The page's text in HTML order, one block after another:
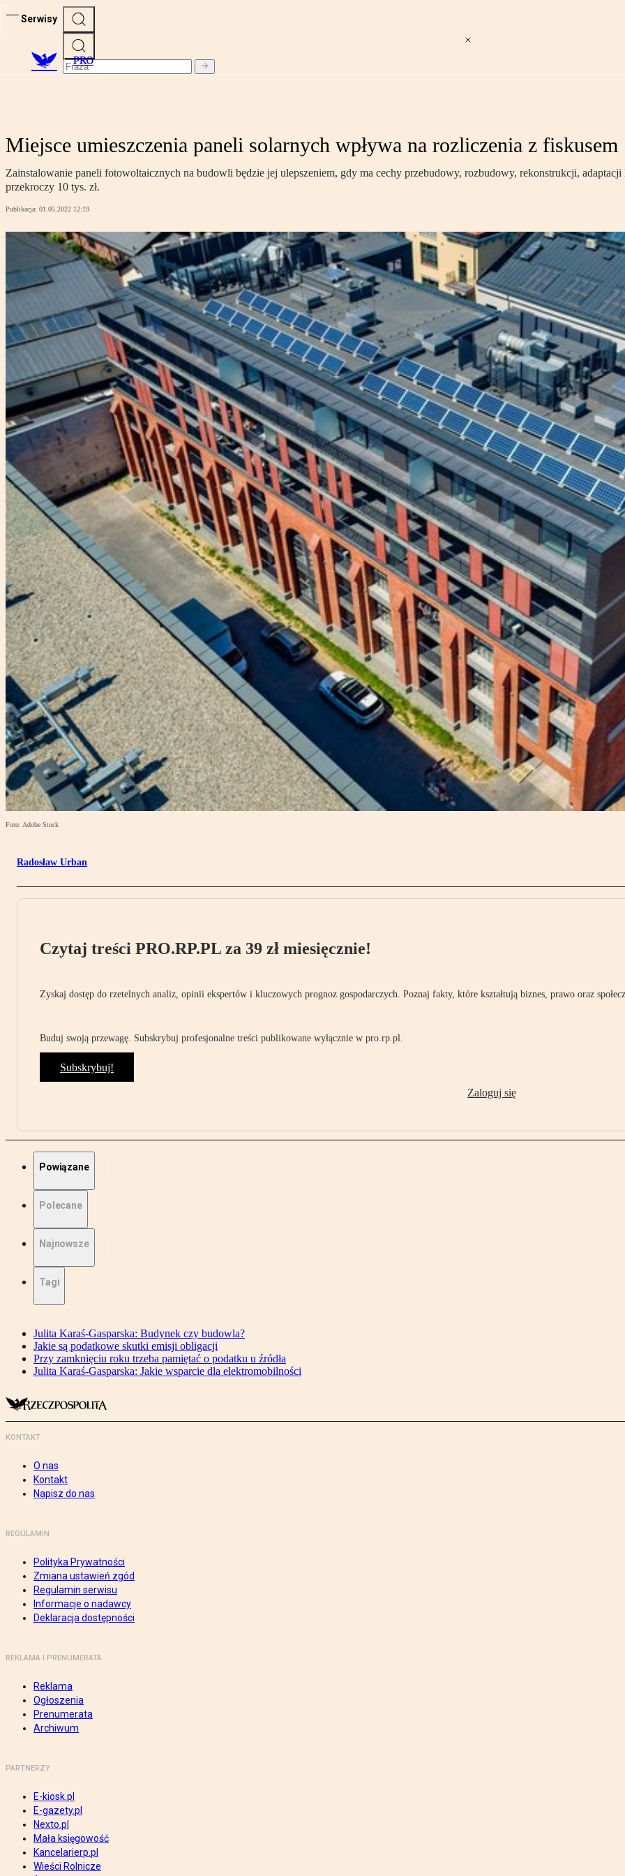
Serwisy
PRO
Miejsce umieszczenia paneli solarnych wpływa na rozliczenia z fiskusem
Zainstalowanie paneli fotowoltaicznych na budowli będzie jej ulepszeniem, gdy ma cechy przebudowy, rozbudowy, rekonstrukcji,
przekroczy 10 tys. zł.
Publikacja: 01.05.2022 12:19
Foto: Adobe Stock
Radosław Urban
Czytaj treści PRO.RP.PL za 39 zł miesięcznie!
Zyskaj dostęp do rzetelnych analiz, opinii ekspertów i kluczowych prognoz gospodarczych. Poznaj fakty, które kształtują biznes, prawo oraz
Buduj swoją przewagę. Subskrybuj profesjonalne treści publikowane wyłącznie w pro.rp.pl.
Subskrybuj!
Zaloguj się
Powiązane
Polecane
Najnowsze
Tagi
Julita Karaś-Gasparska: Budynek czy budowla?
Jakie są podatkowe skutki emisji obligacji
Przy zamknięciu roku trzeba pamiętać o podatku u źródła
Julita Karaś-Gasparska: Jakie wsparcie dla elektromobilności
KONTAKT
O nas
Kontakt
Napisz do nas
REGULAMIN
Polityka Prywatności
Zmiana ustawień zgód
Regulamin serwisu
Informacje o nadawcy
Deklaracja dostępności
REKLAMA I PRENUMERATA
Reklama
Ogłoszenia
Prenumerata
Archiwum
PARTNERZY
E-kiosk.pl
E-gazety.pl
Nexto.pl
Mała księgowość
Kancelarierp.pl
Wieści Rolnicze